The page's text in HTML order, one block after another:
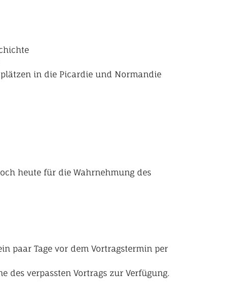
in die Picardie und Normandie
heute für die Wahrnehmung des
paar Tage vor dem Vortragstermin per
des verpassten Vortrags zur Verfügung.